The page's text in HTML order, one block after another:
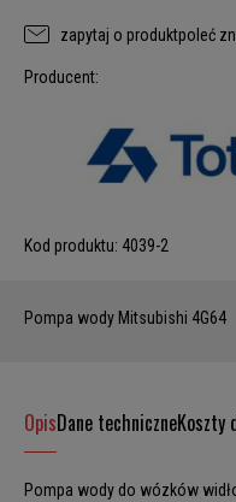
zapytaj o produktpoleć
Producent:
Kod produktu: 4039-2
Pompa wody Mitsubishi 4G64
OpisDane techniczneKoszty
Pompa wody do wózków